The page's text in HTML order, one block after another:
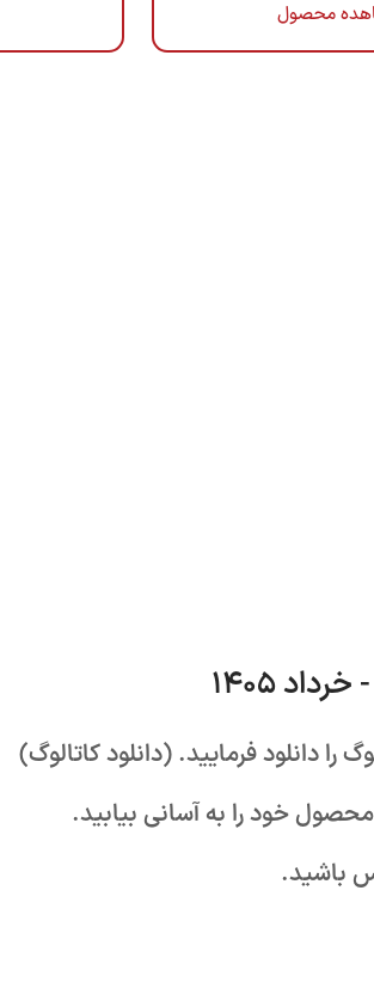
محصول
دانلود فرمایید. (دانلود کاتالوگ)
خود را به آسانی بیابید.
باشید.